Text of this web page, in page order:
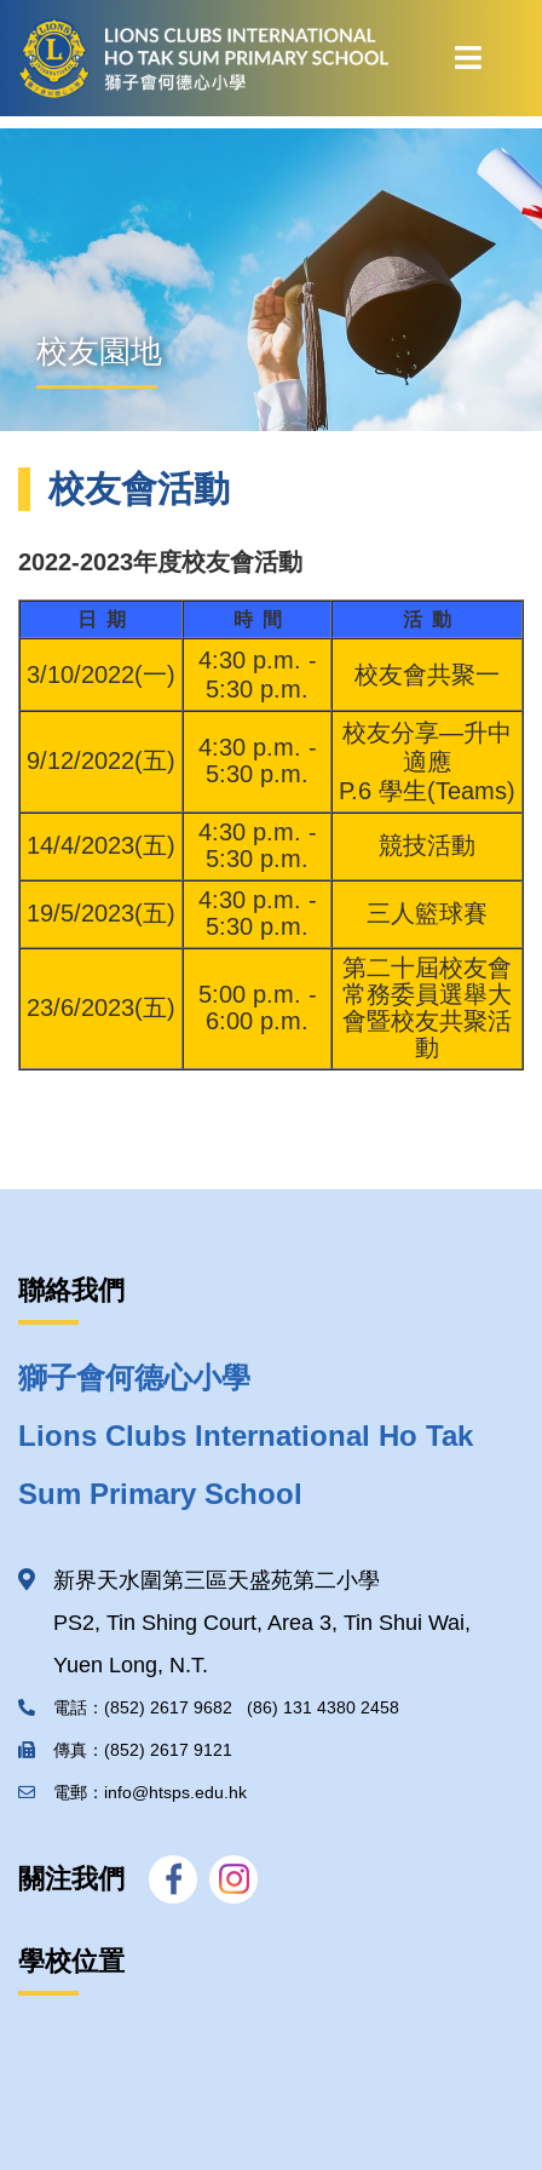
校友園地
校友會活動
2022-2023年度校友會活動
日 期 時 間 活 動
3/10/2022(一)
4:30 p.m. -
5:30 p.m.
校友會共聚一
9/12/2022(五)
4:30 p.m. -
5:30 p.m.
校友分享—升中
適應
P.6 學生(Teams)
14/4/2023(五)
4:30 p.m. -
5:30 p.m.
競技活動
19/5/2023(五)
4:30 p.m. -
5:30 p.m.
三人籃球賽
23/6/2023(五)
5:00 p.m. -
6:00 p.m.
第二十屆校友會
常務委員選舉大
會暨校友共聚活
動
聯絡我們
獅子會何德心小學
Lions Clubs International Ho Tak
Sum Primary School
新界天水圍第三區天盛苑第二小學
PS2, Tin Shing Court, Area 3, Tin Shui Wai,
Yuen Long, N.T.
電話：(852) 2617 9682 (86) 131 4380 2458
傳真：(852) 2617 9121
電郵：info@htsps.edu.hk
關注我們
學校位置